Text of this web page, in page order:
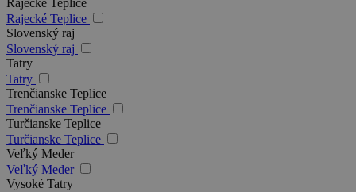
Rajecké Teplice
Rajecké Teplice
Slovenský raj
Slovenský raj
Tatry
Tatry
Trenčianske Teplice
Trenčianske Teplice
Turčianske Teplice
Turčianske Teplice
Veľký Meder
Veľký Meder
Vysoké Tatry